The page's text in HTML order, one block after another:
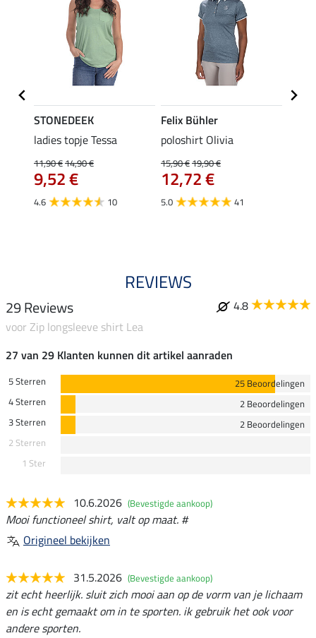
STONEDEEK
ladies topje Tessa
11,90 €14,90 €
9,52 €
4.6 10
Felix Bühler
poloshirt Olivia
15,90 €19,90 €
12,72 €
5.0 41
REVIEWS
29 Reviews
4.8
voor Zip longsleeve shirt Lea
27 van 29 Klanten kunnen dit artikel aanraden
5 Sterren
25 Beoordelingen
4 Sterren
2 Beoordelingen
3 Sterren
2 Beoordelingen
2 Sterren
1 Ster
10.6.2026 (Bevestigde aankoop)
Mooi functioneel shirt, valt op maat. #
Origineel bekijken
31.5.2026 (Bevestigde aankoop)
zit echt heerlijk. sluit zich mooi aan op de vorm van je lichaam
en is echt gemaakt om in te sporten. ik gebruik het ook voor
andere sporten.